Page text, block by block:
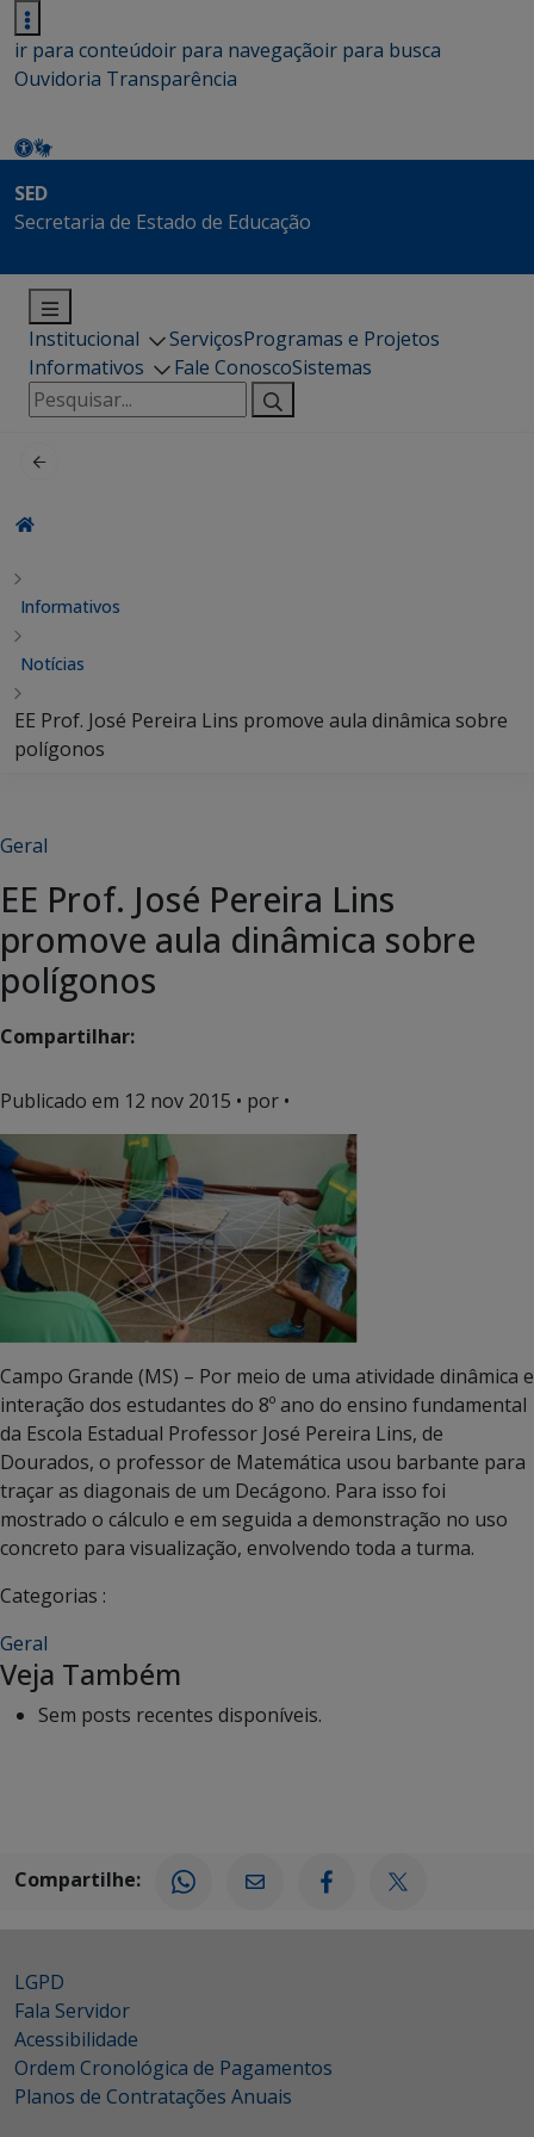
ir para conteúdoir para navegaçãoir para busca
Ouvidoria Transparência
SED
Secretaria de Estado de Educação
Institucional ServiçosProgramas e Projetos
Informativos
Fale ConoscoSistemas
Pesquisar
por:
Informativos
Notícias
EE Prof. José Pereira Lins promove aula dinâmica sobre
polígonos
Geral
EE Prof. José Pereira Lins
promove aula dinâmica sobre
polígonos
Compartilhar:
Publicado em 12 nov 2015 • por •
Campo Grande (MS) – Por meio de uma atividade dinâmica e
interação dos estudantes do 8º ano do ensino fundamental
da Escola Estadual Professor José Pereira Lins, de
Dourados, o professor de Matemática usou barbante para
traçar as diagonais de um Decágono. Para isso foi
mostrado o cálculo e em seguida a demonstração no uso
concreto para visualização, envolvendo toda a turma.
Categorias :
Geral
Veja Também
Sem posts recentes disponíveis.
Compartilhe:
LGPD
Fala Servidor
Acessibilidade
Ordem Cronológica de Pagamentos
Planos de Contratações Anuais